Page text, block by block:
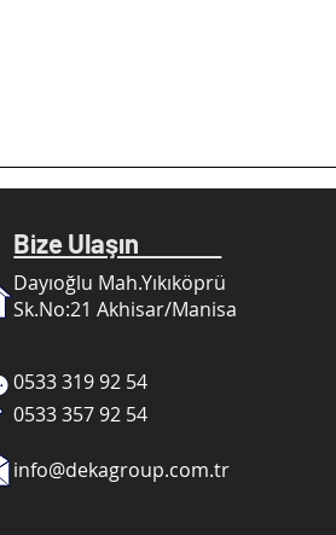
Bize Ulaşın
Dayıoğlu Mah.Yıkıköprü
Sk.No:21 Akhisar/Manisa
0533 319 92 54
0533 357 92 54
info@dekagroup.com.tr